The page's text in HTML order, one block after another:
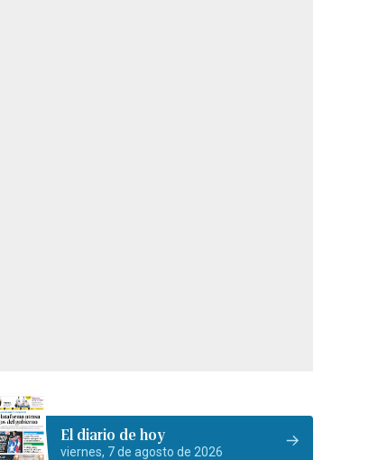
El diario de hoy
viernes, 7 de agosto de 2026